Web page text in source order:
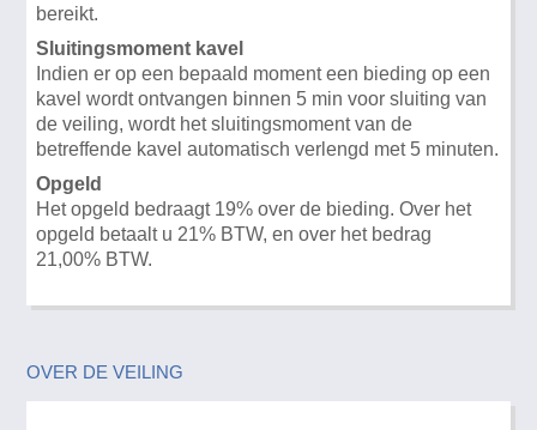
bereikt.
Sluitingsmoment kavel
Indien er op een bepaald moment een bieding op een
kavel wordt ontvangen binnen 5 min voor sluiting van
de veiling, wordt het sluitingsmoment van de
betreffende kavel automatisch verlengd met 5 minuten.
Opgeld
Het opgeld bedraagt 19% over de bieding. Over het
opgeld betaalt u 21% BTW, en over het bedrag
21,00% BTW.
OVER DE VEILING